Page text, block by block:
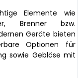
Elemente wie
Brenner bzw.
Geräte bieten
Optionen für
sowie Gebläse mit